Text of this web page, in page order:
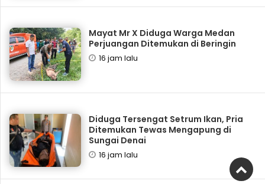
Mayat Mr X Diduga Warga Medan
Perjuangan Ditemukan di Beringin
16 jam lalu
Diduga Tersengat Setrum Ikan, Pria
Ditemukan Tewas Mengapung di
Sungai Denai
16 jam lalu